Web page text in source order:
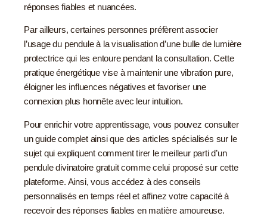
réponses fiables et nuancées.
Par ailleurs, certaines personnes préfèrent associer
l’usage du pendule à la visualisation d’une bulle de lumière
protectrice qui les entoure pendant la consultation. Cette
pratique énergétique vise à maintenir une vibration pure,
éloigner les influences négatives et favoriser une
connexion plus honnête avec leur intuition.
Pour enrichir votre apprentissage, vous pouvez consulter
un guide complet ainsi que des articles spécialisés sur le
sujet qui expliquent comment tirer le meilleur parti d’un
pendule divinatoire gratuit comme celui proposé sur cette
plateforme. Ainsi, vous accédez à des conseils
personnalisés en temps réel et affinez votre capacité à
recevoir des réponses fiables en matière amoureuse.